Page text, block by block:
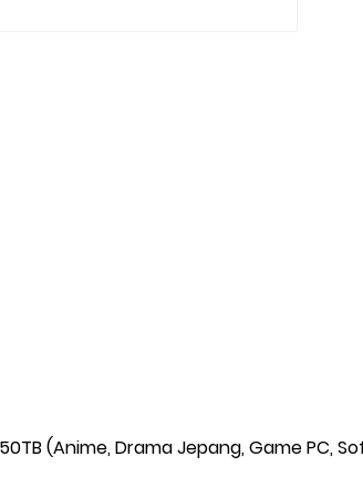
(Anime, Drama Jepang, Game PC,